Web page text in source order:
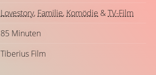
Lovestory, Familie, Komödie &TV-Film
85 Minuten
Tiberius Film